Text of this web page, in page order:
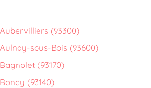
(93300)
sous-Bois (93600)
(93170)
(93140)